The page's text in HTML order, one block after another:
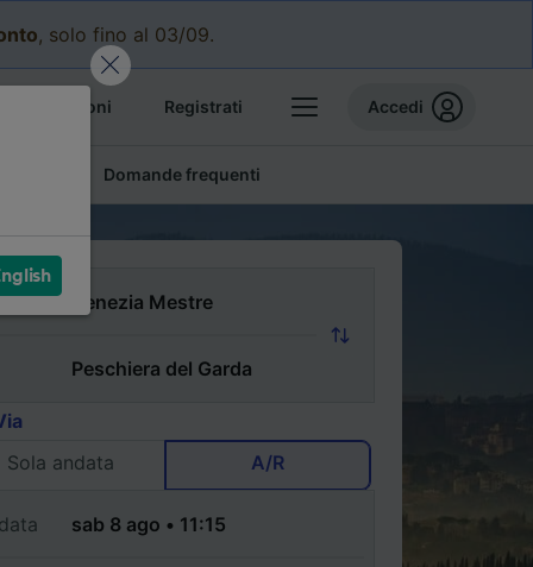
, solo fino al 03/09.
prenotazioni Registrati Accedi
Domande frequenti
Sola andata
A/R